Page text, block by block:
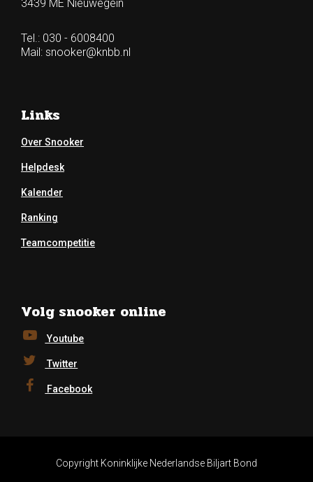
3439 ME Nieuwegein
Tel.: 030 - 6008400
Mail: snooker@knbb.nl
Links
Over Snooker
Helpdesk
Kalender
Ranking
Teamcompetitie
Volg snooker online
Youtube
Twitter
Facebook
Copyright Koninklijke Nederlandse Biljart Bond